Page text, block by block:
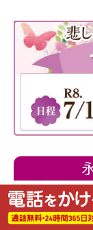
2026/02/25
田・愛川】